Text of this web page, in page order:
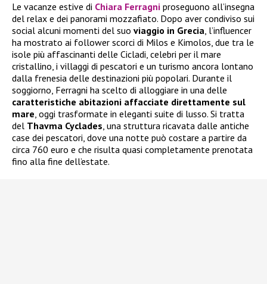
Le vacanze estive di Chiara Ferragni proseguono all’insegna
del relax e dei panorami mozzafiato. Dopo aver condiviso sui
social alcuni momenti del suo viaggio in Grecia, l’influencer
ha mostrato ai follower scorci di Milos e Kimolos, due tra le
isole più affascinanti delle Cicladi, celebri per il mare
cristallino, i villaggi di pescatori e un turismo ancora lontano
dalla frenesia delle destinazioni più popolari. Durante il
soggiorno, Ferragni ha scelto di alloggiare in una delle
caratteristiche abitazioni affacciate direttamente sul
mare, oggi trasformate in eleganti suite di lusso. Si tratta
del Thavma Cyclades, una struttura ricavata dalle antiche
case dei pescatori, dove una notte può costare a partire da
circa 760 euro e che risulta quasi completamente prenotata
fino alla fine dell’estate.